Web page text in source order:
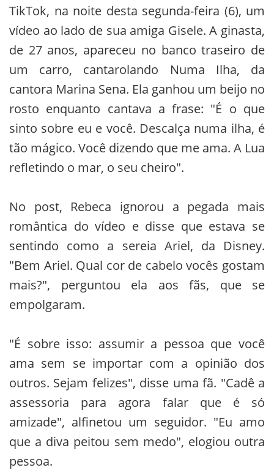
TikTok, na noite desta segunda-feira (6), um
vídeo ao lado de sua amiga Gisele. A ginasta,
de 27 anos, apareceu no banco traseiro de
um carro, cantarolando Numa Ilha, da
cantora Marina Sena. Ela ganhou um beijo no
rosto enquanto cantava a frase: "É o que
sinto sobre eu e você. Descalça numa ilha, é
tão mágico. Você dizendo que me ama. A Lua
refletindo o mar, o seu cheiro".
No post, Rebeca ignorou a pegada mais
romântica do vídeo e disse que estava se
sentindo como a sereia Ariel, da Disney.
"Bem Ariel. Qual cor de cabelo vocês gostam
mais?", perguntou ela aos fãs, que se
empolgaram.
"É sobre isso: assumir a pessoa que você
ama sem se importar com a opinião dos
outros. Sejam felizes", disse uma fã. "Cadê a
assessoria para agora falar que é só
amizade", alfinetou um seguidor. "Eu amo
que a diva peitou sem medo", elogiou outra
pessoa.